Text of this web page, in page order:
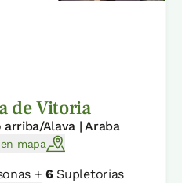
de Vitoria
Alava | Araba
mapa
+6Supletorias